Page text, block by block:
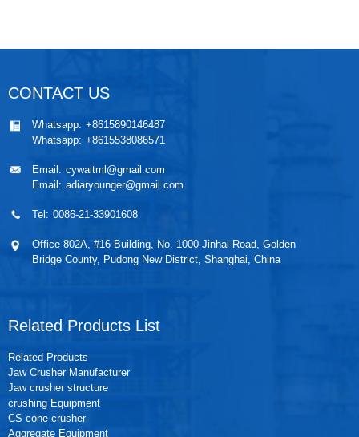
CONTACT US
Whatsapp: +8615890146487
Whatsapp: +8615538086571
Email: cywaitml@gmail.com
Email: adiaryounger@gmail.com
Tel: 0086-21-33901608
Office 802A, #16 Building, No. 1000 Jinhai Road, Golden
Bridge County, Pudong New District, Shanghai, China
Related Products List
Related Products
Jaw Crusher Manufacturer
Jaw crusher structure
crushing Equipment
CS cone crusher
Aggregate Equipment